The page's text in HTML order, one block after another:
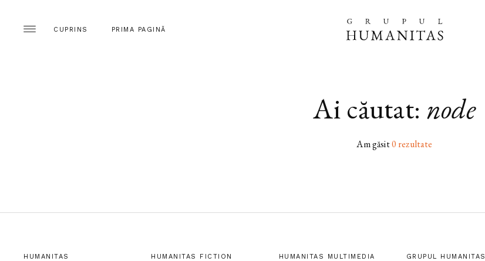
CUPRINS PRIMA PAGINĂ
Ai căutat: node
Am găsit0 rezultate
HUMANITAS HUMANITAS FICTION HUMANITAS MULTIMEDIA GRUPUL HUMANITAS